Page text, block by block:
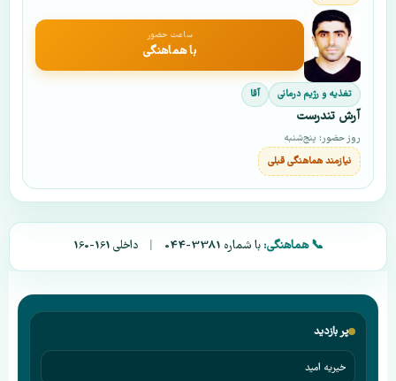
ساعت حضور
با هماهنگی
تغذیه و رژیم درمانی آقا
آرش تندرست
روز حضور: پنج‌شنبه
نیازمند هماهنگی قبلی
📞 هماهنگی: با شماره 044-3381 داخلی 160-161
پر بازدید
خیریه امید